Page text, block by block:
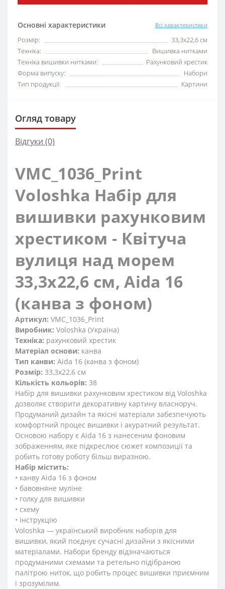
Основні характеристики Всі характеристики
Розмір:
33,3x22,6 см
Техніка:
Вишивка нитками
Техніка вишивки нитками:
Рахунковий хрестик
Форма випуску:
Набори
Тип продукції:
Картини
Огляд товару
Відгуки (0)
VMC_1036_Print
Voloshka Набір для
вишивки рахунковим
хрестиком - Квітуча
вулиця над морем
33,3x22,6 см, Aida 16
(канва з фоном)
Артикул: VMC_1036_Print
Виробник: Voloshka (Україна)
Техніка: рахунковий хрестик
Матеріал основи: канва
Тип канви: Aida 16 (канва з фоном)
Розмір: 33,3x22,6 см
Кількість кольорів: 38
Набір для вишивки рахунковим хрестиком від Voloshka
дозволяє створити декоративну картину власноруч.
Продуманий дизайн та якісні матеріали забезпечують
комфортний процес вишивки і акуратний результат.
Основою набору є Aida 16 з нанесеним фоновим
зображенням, яке підкреслює сюжет композиції та
робить готову роботу більш виразною.
Набір містить:
• канву Aida 16 з фоном
• бавовняне муліне
• голку для вишивки
• схему
• інструкцію
Voloshka — український виробник наборів для
вишивки, який поєднує сучасні дизайни з якісними
матеріалами. Набори бренду відзначаються
продуманими схемами та ретельно підібраною
палітрою ниток, що робить процес вишивки приємним
і зрозумілим.